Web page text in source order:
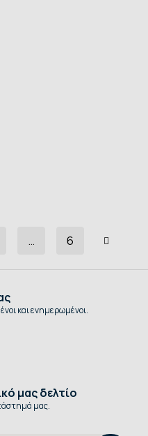
… 6
και ενημερωμένοι.
μας δελτίο
μας.